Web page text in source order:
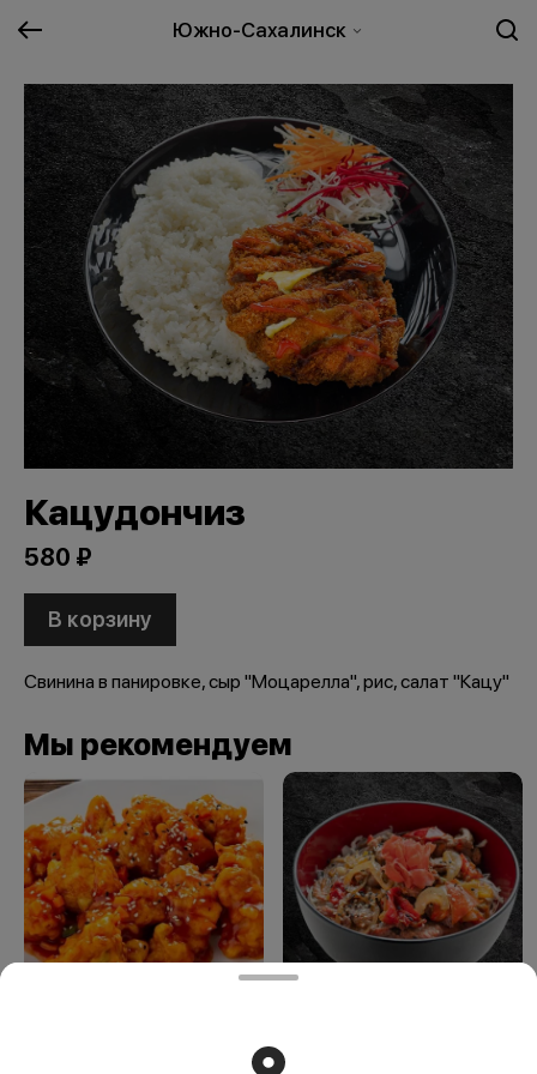
Южно-Сахалинск
Кацудончиз
580 ₽
В корзину
Свинина в панировке, сыр "Моцарелла", рис, салат "Кацу"
Мы рекомендуем